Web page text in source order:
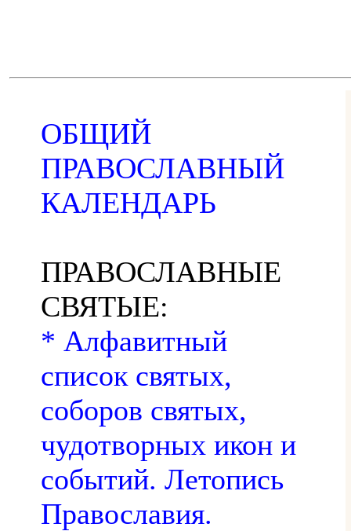
ОБЩИЙ
ПРАВОСЛАВНЫЙ
КАЛЕНДАРЬ
ПРАВОСЛАВНЫЕ
СВЯТЫЕ:
* Алфавитный
список святых,
соборов святых,
чудотворных икон и
событий. Летопись
Православия.